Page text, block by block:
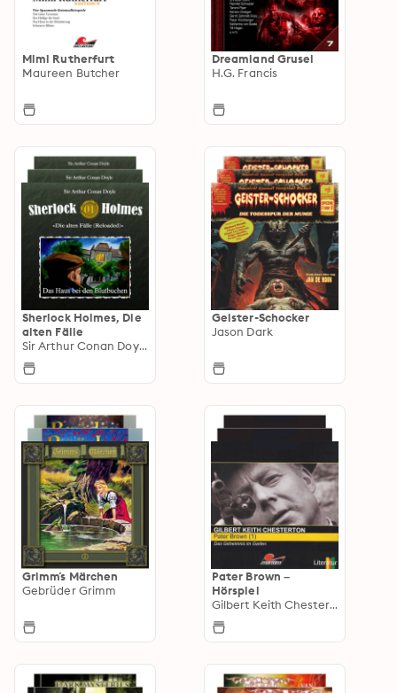
Mimi Rutherfurt
Maureen Butcher
Dreamland Grusel
H.G. Francis
Sherlock Holmes, Die
alten Fälle
Sir Arthur Conan Doyle
Geister-Schocker
Jason Dark
Grimm´s Märchen
Gebrüder Grimm
Pater Brown –
Hörspiel
Gilbert Keith Chesterton